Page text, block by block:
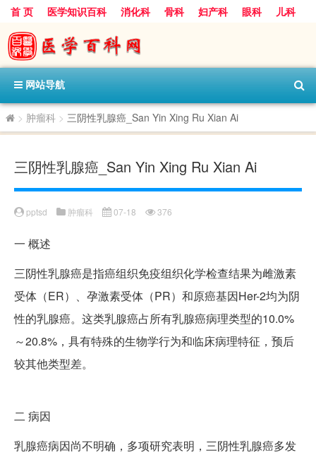
首 页 医学知识百科 消化科 骨科 妇产科 眼科
儿科
心血管病科
呼吸科 神经科
内分泌科
口腔科
网站导航
> 肿瘤科 > 三阴性乳腺癌_San Yin Xing Ru Xian Ai
三阴性乳腺癌_San Yin Xing Ru Xian Ai
pptsd 肿瘤科 07-18 376
一 概述
三阴性乳腺癌是指癌组织免疫组织化学检查结果为雌激素
受体（ER）、孕激素受体（PR）和原癌基因Her-2均为阴
性的乳腺癌。这类乳腺癌占所有乳腺癌病理类型的10.0%
～20.8%，具有特殊的生物学行为和临床病理特征，预后
较其他类型差。
二 病因
乳腺癌病因尚不明确，多项研究表明，三阴性乳腺癌多发